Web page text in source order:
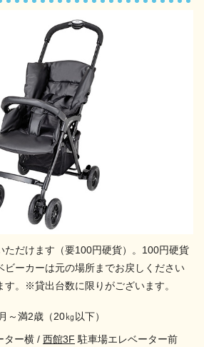
ただけます（要100円硬貨）。100円硬貨
ビーカーは元の場所までお戻しください
す。※貸出台数に限りがございます。
～満2歳（20㎏以下）
ター横 / 西館3F 駐車場エレベーター前